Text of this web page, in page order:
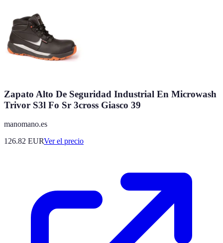
Zapato Alto De Seguridad Industrial En Microwash
Trivor S3l Fo Sr 3cross Giasco 39
manomano.es
126.82 EURVer el precio